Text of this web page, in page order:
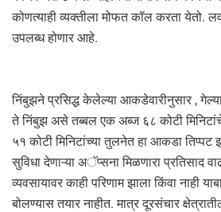
कोणत्याही व्यक्तीला मोफत कॉल करता येतो.
उपलब्ध होणार आहे.
निंबुझने प्रसिद्ध केलेल्या आकडेवारीनुसार ,
ते निंबुझ असे तब्बल एक अब्ज ६८ कोटी
५१ कोटी मिनिटांच्या तुलनेत हा आकडा
सुविधा देणाऱ्या अॅप्सना मिळणारा प्रतिसाद
व्यवसायावर काही परिणाम झाला किंवा नाही
बोलण्यास तयार नाहीत. मात्र दूरसंचार